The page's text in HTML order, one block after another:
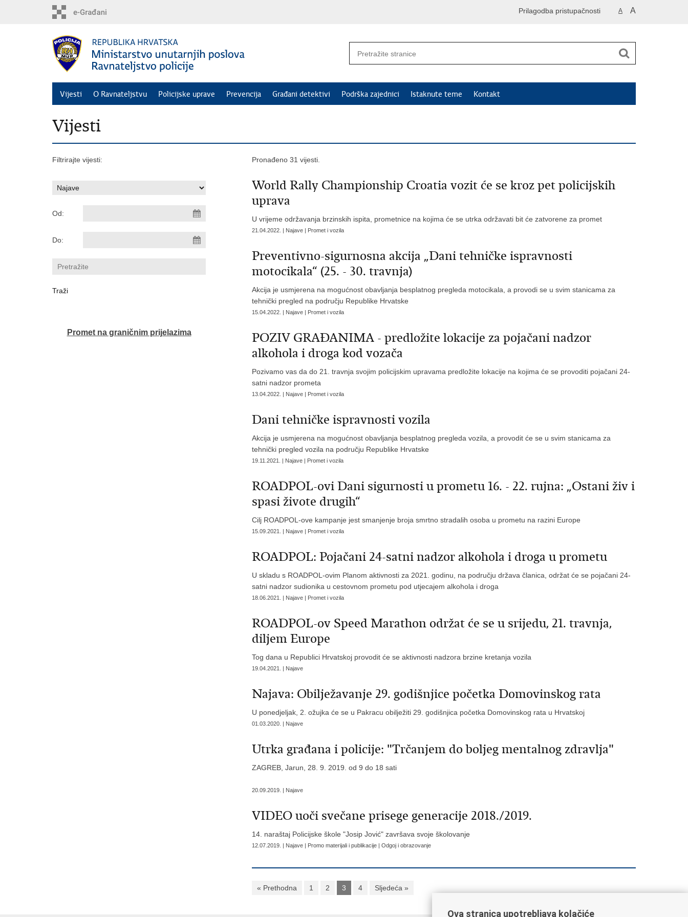
A A
Prilagodba pristupačnosti
Vijesti O Ravnateljstvu Policijske uprave Prevencija Građani detektivi Podrška zajednici Istaknute teme Kontakt
Vijesti
Filtrirajte vijesti:
Od:
Do:
Promet na graničnim prijelazima
Pronađeno 31 vijesti.
World Rally Championship Croatia vozit će se kroz pet policijskih
uprava
U vrijeme održavanja brzinskih ispita, prometnice na kojima će se utrka održavati bit će zatvorene za promet
21.04.2022. | Najave | Promet i vozila
Preventivno-sigurnosna akcija „Dani tehničke ispravnosti
motocikala“ (25. - 30. travnja)
Akcija je usmjerena na mogućnost obavljanja besplatnog pregleda motocikala, a provodi se u svim stanicama za
tehnički pregled na području Republike Hrvatske
15.04.2022. | Najave | Promet i vozila
POZIV GRAĐANIMA - predložite lokacije za pojačani nadzor
alkohola i droga kod vozača
Pozivamo vas da do 21. travnja svojim policijskim upravama predložite lokacije na kojima će se provoditi pojačani 24-
satni nadzor prometa
13.04.2022. | Najave | Promet i vozila
Dani tehničke ispravnosti vozila
Akcija je usmjerena na mogućnost obavljanja besplatnog pregleda vozila, a provodit će se u svim stanicama za
tehnički pregled vozila na području Republike Hrvatske
19.11.2021. | Najave | Promet i vozila
ROADPOL-ovi Dani sigurnosti u prometu 16. - 22. rujna: „Ostani živ i
spasi živote drugih“
Cilj ROADPOL-ove kampanje jest smanjenje broja smrtno stradalih osoba u prometu na razini Europe
15.09.2021. | Najave | Promet i vozila
ROADPOL: Pojačani 24-satni nadzor alkohola i droga u prometu
U skladu s ROADPOL-ovim Planom aktivnosti za 2021. godinu, na području država članica, održat će se pojačani 24-
satni nadzor sudionika u cestovnom prometu pod utjecajem alkohola i droga
18.06.2021. | Najave | Promet i vozila
ROADPOL-ov Speed Marathon održat će se u srijedu, 21. travnja,
diljem Europe
Tog dana u Republici Hrvatskoj provodit će se aktivnosti nadzora brzine kretanja vozila
19.04.2021. | Najave
Najava: Obilježavanje 29. godišnjice početka Domovinskog rata
U ponedjeljak, 2. ožujka će se u Pakracu obilježiti 29. godišnjica početka Domovinskog rata u Hrvatskoj
01.03.2020. | Najave
Utrka građana i policije: "Trčanjem do boljeg mentalnog zdravlja"
ZAGREB, Jarun, 28. 9. 2019. od 9 do 18 sati
20.09.2019. | Najave
VIDEO uoči svečane prisege generacije 2018./2019.
14. naraštaj Policijske škole "Josip Jović" završava svoje školovanje
12.07.2019. | Najave | Promo materijali i publikacije | Odgoj i obrazovanje
« Prethodna 1 2 3 4 Sljedeća »
Ova stranica upotrebljava kolačiće